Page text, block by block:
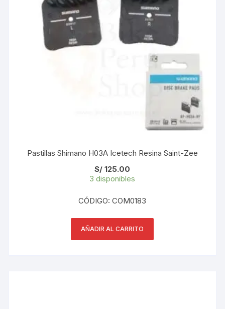
Pastillas Shimano H03A Icetech Resina Saint-Zee
S/ 125.00
3 disponibles
CÓDIGO: COM0183
AÑADIR AL CARRITO